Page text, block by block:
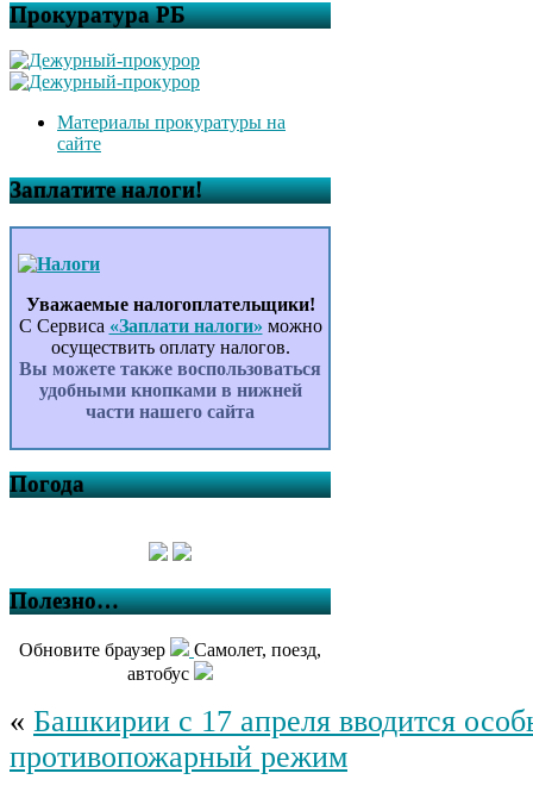
Прокуратура РБ
Материалы прокуратуры на
сайте
Заплатите налоги!
Уважаемые налогоплательщики!
С Сервиса «Заплати налоги» можно
осуществить оплату налогов.
Вы можете также воспользоваться
удобными кнопками в нижней
части нашего сайта
Погода
Полезно…
Обновите браузер
Самолет, поезд,
автобус
« Башкирии с 17 апреля вводится
противопожарный режим